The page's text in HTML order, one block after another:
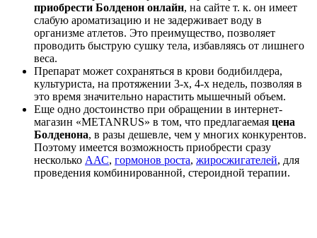
приобрести Болденон онлайн, на сайте т. к. он имеет
слабую ароматизацию и не задерживает воду в
организме атлетов. Это преимущество, позволяет
проводить быструю сушку тела, избавляясь от лишнего
веса.
Препарат может сохраняться в крови бодибилдера,
культуриста, на протяжении 3-х, 4-х недель, позволяя в
это время значительно нарастить мышечный объем.
Еще одно достоинство при обращении в интернет-
магазин «METANRUS» в том, что предлагаемая цена
Болденона, в разы дешевле, чем у многих конкурентов.
Поэтому имеется возможность приобрести сразу
несколько ААС, гормонов роста, жиросжигателей, для
проведения комбинированной, стероидной терапии.